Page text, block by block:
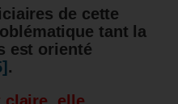
de cette
tant la
est orienté
.